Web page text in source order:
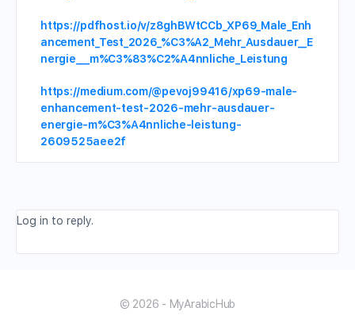
https://pdfhost.io/v/z8ghBWtCCb_XP69_Male_Enh
ancement_Test_2026_%C3%A2_Mehr_Ausdauer__E
nergie___m%C3%83%C2%A4nnliche_Leistung
https://medium.com/@pevoj99416/xp69-male-
enhancement-test-2026-mehr-ausdauer-
energie-m%C3%A4nnliche-leistung-
2609525aee2f
Log in to reply.
© 2026 - MyArabicHub